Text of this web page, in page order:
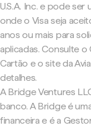
U.S.A. Inc. e pode
onde o Visa seja
anos ou mais para
aplicadas. Consulte
Cartão e o site da
detalhes.
A Bridge Ventures
banco. A Bridge é
financeira e é a